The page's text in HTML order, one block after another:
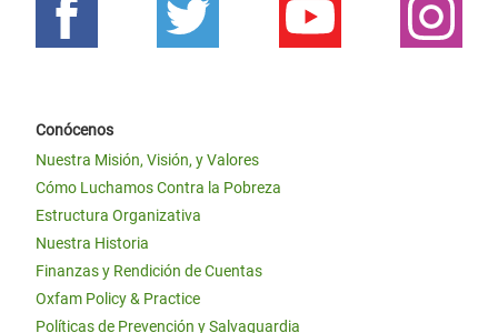
Conócenos
Nuestra Misión, Visión, y Valores
Cómo Luchamos Contra la Pobreza
Estructura Organizativa
Nuestra Historia
Finanzas y Rendición de Cuentas
Oxfam Policy & Practice
Políticas de Prevención y Salvaguardia